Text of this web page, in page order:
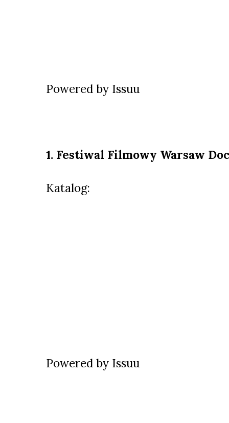
Powered by Issuu
1. Festiwal Filmowy Warsaw
Katalog:
Powered by Issuu